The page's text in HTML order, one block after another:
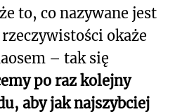
to, co nazywane jest
okaże
– tak się
po raz kolejny
aby jak najszybciej